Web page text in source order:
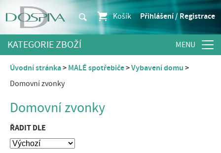
Košík Přihlášení / Registrace
KATEGORIE ZBOŽÍ
Úvodní stránka MALÉ spotřebiče
Vybavení domu
Domovní zvonky
Domovní zvonky
ŘADIT DLE